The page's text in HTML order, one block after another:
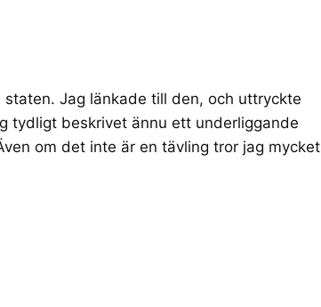
Jag länkade till den, och uttryckte
tydligt beskrivet ännu ett underliggande
om det inte är en tävling tror jag mycket